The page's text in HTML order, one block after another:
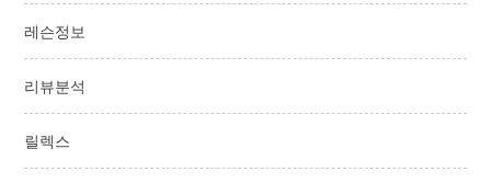
레슨정보
리뷰분석
릴렉스